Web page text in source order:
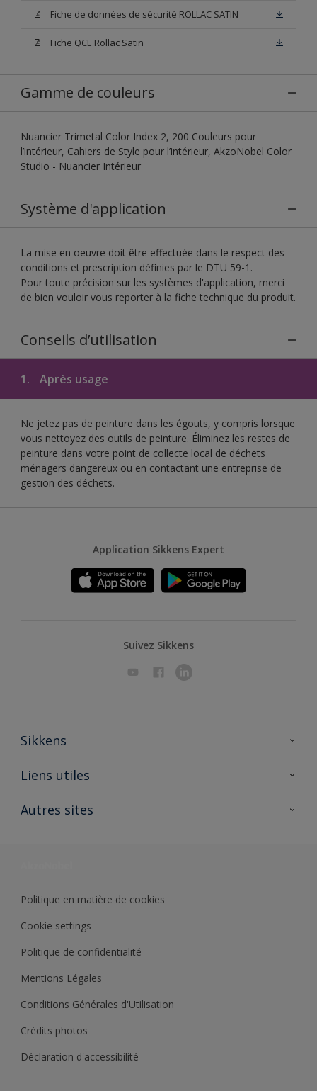
Fiche de données de sécurité ROLLAC SATIN
Fiche QCE Rollac Satin
Gamme de couleurs
Nuancier Trimetal Color Index 2, 200 Couleurs pour
l’intérieur, Cahiers de Style pour l’intérieur, AkzoNobel Color
Studio - Nuancier Intérieur
Système d'application
La mise en oeuvre doit être effectuée dans le respect des
conditions et prescription définies par le DTU 59-1.
Pour toute précision sur les systèmes d'application, merci
de bien vouloir vous reporter à la fiche technique du produit.
Conseils d’utilisation
1. Après usage
Ne jetez pas de peinture dans les égouts, y compris lorsque
vous nettoyez des outils de peinture. Éliminez les restes de
peinture dans votre point de collecte local de déchets
ménagers dangereux ou en contactant une entreprise de
gestion des déchets.
Application Sikkens Expert
Suivez Sikkens
Sikkens
A propos de Sikkens
Liens utiles
Ouvrir un magasin PASS
Autres sites
Politique en matière de cookies
Cookie settings
Politique de confidentialité
Mentions Légales
Conditions Générales d'Utilisation
Crédits photos
Déclaration d'accessibilité